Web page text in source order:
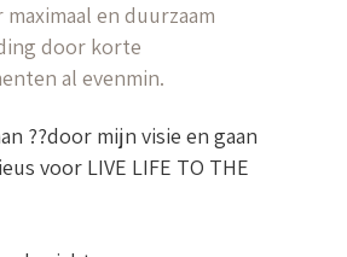
en duurzaam
door korte
al evenmin.
??door mijn visie en gaan
voor LIVE LIFE TO THE